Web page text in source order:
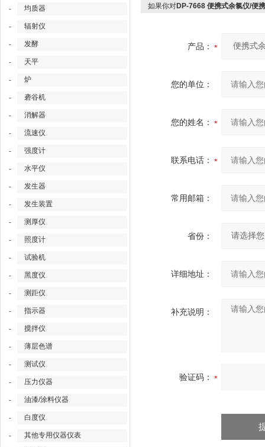
- 均质器
- 辐射仪
- 发酵
- 天平
- 炉
- 砻谷机
- 消解器
- 流速仪
- 强度计
- 水平仪
- 发生器
- 发生装置
- 测厚仪
- 照度计
- 试验机
- 黑度仪
- 测距仪
- 指示器
- 搅拌仪
- 薄层色谱
- 测试仪
- 压力仪器
- 油漆/涂料仪器
- 白度仪
- 其他专用仪器仪表
如果你对DP-7668 便携式余氯仪/便
产品：
您的单位：
您的姓名：
联系电话：
常用邮箱：
省份：
详细地址：
补充说明：
验证码：